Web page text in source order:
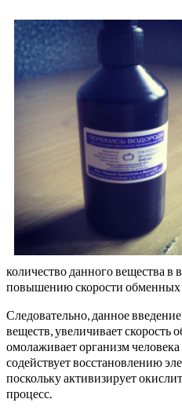
количество данного вещества в
повышению скорости
Следовательно, данное
веществ, увеличивает скорость
омолаживает организм
содействует восстановлению
поскольку активизирует
процесс.